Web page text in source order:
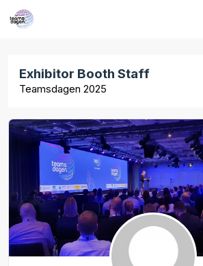
Exhibitor Booth Staff
Teamsdagen 2025